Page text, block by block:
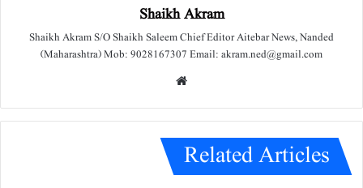
Shaikh Akram
Shaikh Akram S/O Shaikh Saleem Chief Editor Aitebar News, Nanded
(Maharashtra) Mob: 9028167307 Email: akram.ned@gmail.com
e
Related Articles